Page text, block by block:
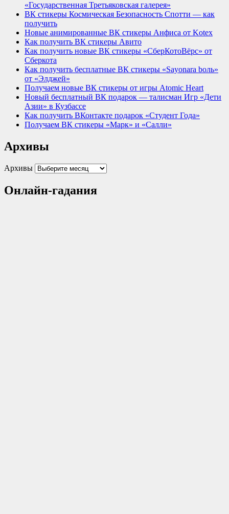
«Государственная Третьяковская галерея»
ВК стикеры Космическая Безопасность Спотти — как
получить
Новые анимированные ВК стикеры Анфиса от Kotex
Как получить ВК стикеры Авито
Как получить новые ВК стикеры «СберКотоВёрс» от
Сберкота
Как получить бесплатные ВК стикеры «Sayonara bоль»
от «Элджей»
Получаем новые ВК стикеры от игры Atomic Heart
Новый бесплатный ВК подарок — талисман Игр «Дети
Азии» в Кузбассе
Как получить ВКонтакте подарок «Студент Года»
Получаем ВК стикеры «Марк» и «Салли»
Архивы
Архивы
Онлайн-гадания